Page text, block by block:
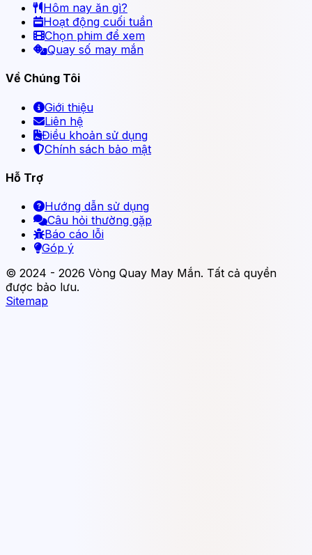
Hôm nay ăn gì?
Hoạt động cuối tuần
Chọn phim để xem
Quay số may mắn
Về Chúng Tôi
Giới thiệu
Liên hệ
Điều khoản sử dụng
Chính sách bảo mật
Hỗ Trợ
Hướng dẫn sử dụng
Câu hỏi thường gặp
Báo cáo lỗi
Góp ý
© 2024 - 2026 Vòng Quay May Mắn. Tất cả quyền
được bảo lưu.
Sitemap